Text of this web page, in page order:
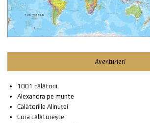
Aventurieri
1001 călătorii
Alexandra pe munte
Călătoriile Alinuței
Cora călătorește